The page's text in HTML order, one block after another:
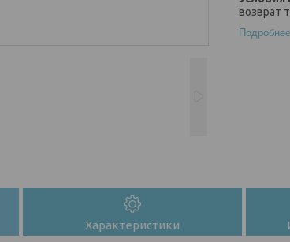
возврат
Подробнее
Характеристики